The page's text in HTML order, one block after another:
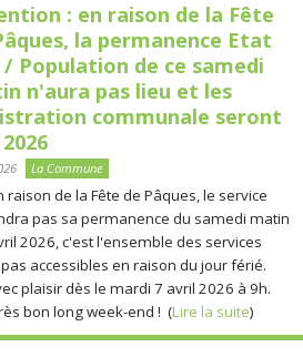
: en raison de la Fête
la permanence Etat
/ Population de ce samedi
n'aura pas lieu et les
communale seront
La Commune
de la Fête de Pâques, le service
pas sa permanence du samedi matin
2026, c'est l'ensemble des services
accessibles en raison du jour férié.
plaisir dès le mardi 7 avril 2026 à 9h.
bon long week-end ! (Lire la suite)